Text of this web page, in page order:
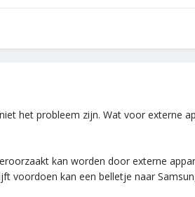
het probleem zijn. Wat voor externe
kan worden door externe
voordoen kan een belletje naar